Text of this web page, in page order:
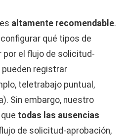
altamente recomendable.
qué tipos de
por el flujo de solicitud-
registrar
teletrabajo puntual,
Sin embargo, nuestro
todas las ausencias
de solicitud-aprobación,